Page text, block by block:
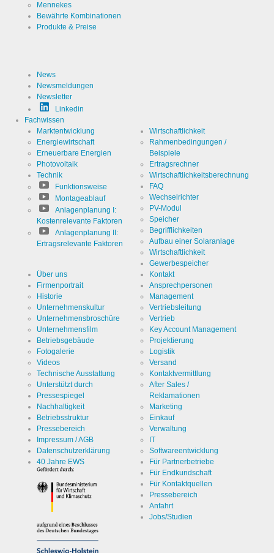
Mennekes
Bewährte Kombinationen
Produkte & Preise
News
Newsmeldungen
Newsletter
Linkedin
Fachwissen
Marktentwicklung
Energiewirtschaft
Erneuerbare Energien
Photovoltaik
Technik
Funktionsweise
Montageablauf
Anlagenplanung I:
Kostenrelevante Faktoren
Anlagenplanung II:
Ertragsrelevante Faktoren
Wirtschaftlichkeit
Rahmenbedingungen /
Beispiele
Ertragsrechner
Wirtschaftlichkeitsberechnung
FAQ
Wechselrichter
PV-Modul
Speicher
Begrifflichkeiten
Aufbau einer Solaranlage
Wirtschaftlichkeit
Gewerbespeicher
Über uns
Firmenportrait
Historie
Unternehmenskultur
Unternehmensbroschüre
Unternehmensfilm
Betriebsgebäude
Fotogalerie
Videos
Technische Ausstattung
Unterstützt durch
Pressespiegel
Nachhaltigkeit
Betriebsstruktur
Pressebereich
Impressum / AGB
Datenschutzerklärung
40 Jahre EWS
Kontakt
Ansprechpersonen
Management
Vertriebsleitung
Vertrieb
Key Account Management
Projektierung
Logistik
Versand
Kontaktvermittlung
After Sales /
Reklamationen
Marketing
Einkauf
Verwaltung
IT
Softwareentwicklung
Für Partnerbetriebe
Für Endkundschaft
Für Kontaktquellen
Pressebereich
Anfahrt
Jobs/Studien
Analysen.
Erzeugt
Cookie Name linkedin